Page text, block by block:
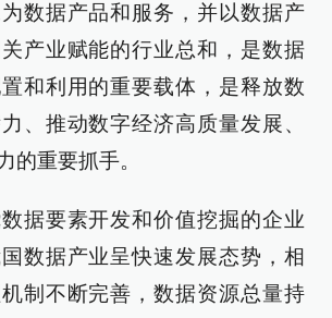
数据产品和服务，并以数据产
产业赋能的行业总和，是数据
和利用的重要载体，是释放数
、推动数字经济高质量发展、
的重要抓手。
据要素开发和价值挖掘的企业
数据产业呈快速发展态势，相
制不断完善，数据资源总量持